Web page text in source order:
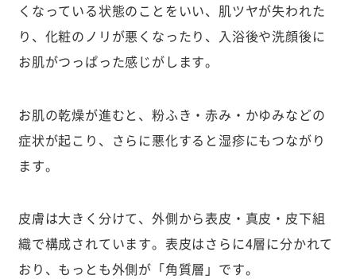
くなっている状態のことをいい、肌ツヤが失われた
り、化粧のノリが悪くなったり、入浴後や洗顔後に
お肌がつっぱった感じがします。
お肌の乾燥が進むと、粉ふき・赤み・かゆみなどの
症状が起こり、さらに悪化すると湿疹にもつながり
ます。
皮膚は大きく分けて、外側から表皮・真皮・皮下組
織で構成されています。表皮はさらに4層に分かれて
おり、もっとも外側が「角質層」です。